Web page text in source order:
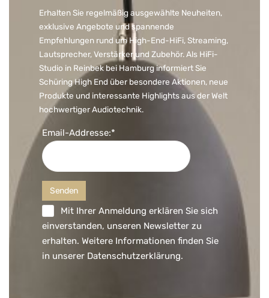
Erhalten Sie regelmäßig ausgewählte Neuheiten,
exklusive Angebote und spannende
Empfehlungen rund um High-End-HiFi, Streaming,
Lautsprecher, Verstärker und Zubehör. Als HiFi-
Studio in Reinbek bei Hamburg informiert Sie
Schüring High End über besondere Aktionen, neue
Produkte und interessante Highlights aus der Welt
hochwertiger Audiotechnik.
Email-Addresse:*
Mit Ihrer Anmeldung erklären Sie sich
einverstanden, unseren Newsletter zu
erhalten. Weitere Informationen finden Sie
in unserer Datenschutzerklärung.